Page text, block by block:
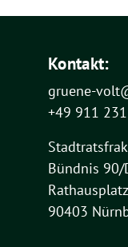
Kontakt:
gruene-
+49 911
Bündnis 90/
90403